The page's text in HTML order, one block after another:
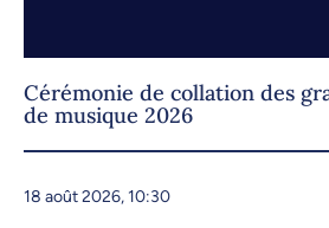
Cérémonie de collation des
de musique 2026
18 août 2026, 10:30